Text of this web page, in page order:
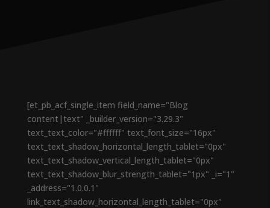
[et_pb_acf_single_item field_name="Blog
content|text" _builder_version="3.29.3"
text_text_color="#ffffff" text_font_size="16px"
text_text_shadow_horizontal_length_tablet="0px"
text_text_shadow_vertical_length_tablet="0px"
text_text_shadow_blur_strength_tablet="1px" _i="1"
_address="1.0.0.1"
link_text_shadow_horizontal_length_tablet="0px"